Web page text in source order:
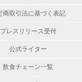
商取引法に基づく表記
プレスリリース受付
公式ライター
飲食チェーン一覧